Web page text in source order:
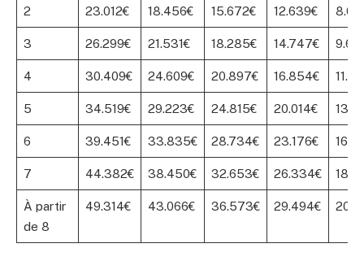
2 23.012€ 18.456€ 15.672€ 12.639€
3 26.299€ 21.531€ 18.285€ 14.747€
4 30.409€ 24.609€ 20.897€ 16.854€
5 34.519€ 29.223€ 24.815€ 20.014€
6 39.451€ 33.835€ 28.734€ 23.176€
7 44.382€ 38.450€ 32.653€ 26.334€
À partir
de 8
49.314€ 43.066€ 36.573€ 29.494€